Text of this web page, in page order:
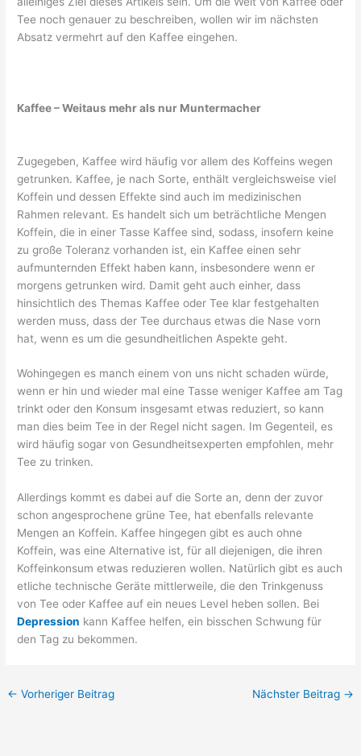
Tee noch genauer zu beschreiben, wollen wir im nächsten
Absatz vermehrt auf den Kaffee eingehen.
Kaffee – Weitaus mehr als nur Muntermacher
Zugegeben, Kaffee wird häufig vor allem des Koffeins wegen
getrunken. Kaffee, je nach Sorte, enthält vergleichsweise viel
Koffein und dessen Effekte sind auch im medizinischen
Rahmen relevant. Es handelt sich um beträchtliche Mengen
Koffein, die in einer Tasse Kaffee sind, sodass, insofern keine
zu große Toleranz vorhanden ist, ein Kaffee einen sehr
aufmunternden Effekt haben kann, insbesondere wenn er
morgens getrunken wird. Damit geht auch einher, dass
hinsichtlich des Themas Kaffee oder Tee klar festgehalten
werden muss, dass der Tee durchaus etwas die Nase vorn
hat, wenn es um die gesundheitlichen Aspekte geht.
Wohingegen es manch einem von uns nicht schaden würde,
wenn er hin und wieder mal eine Tasse weniger Kaffee am Tag
trinkt oder den Konsum insgesamt etwas reduziert, so kann
man dies beim Tee in der Regel nicht sagen. Im Gegenteil, es
wird häufig sogar von Gesundheitsexperten empfohlen, mehr
Tee zu trinken.
Allerdings kommt es dabei auf die Sorte an, denn der zuvor
schon angesprochene grüne Tee, hat ebenfalls relevante
Mengen an Koffein. Kaffee hingegen gibt es auch ohne
Koffein, was eine Alternative ist, für all diejenigen, die ihren
Koffeinkonsum etwas reduzieren wollen. Natürlich gibt es auch
etliche technische Geräte mittlerweile, die den Trinkgenuss
von Tee oder Kaffee auf ein neues Level heben sollen. Bei
Depression kann Kaffee helfen, ein bisschen Schwung für
den Tag zu bekommen.
← Vorheriger Beitrag Nächster Beitrag →